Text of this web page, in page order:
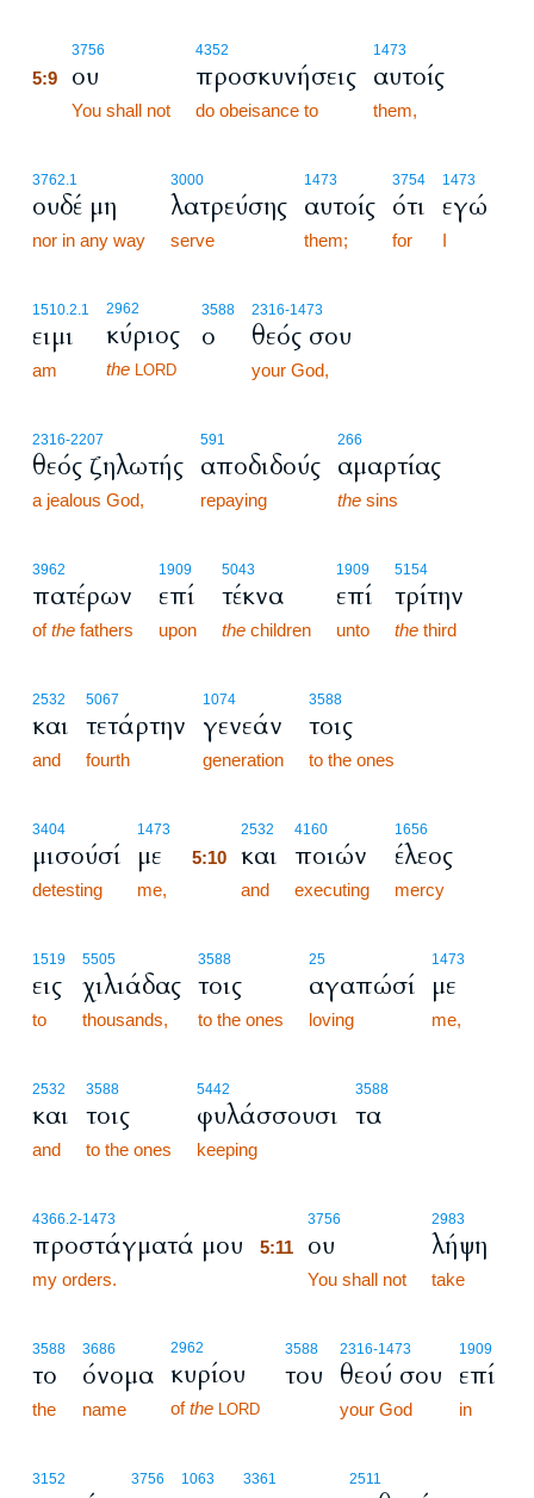
3756
5:9 ου
You shall not
4352
προσκυνήσεις
do obeisance to
1473
αυτοίς
them,
3762.1
ουδέ μη
nor in any way
3000
λατρεύσης
serve
1473
αυτοίς
them;
3754
ότι
for
1473
εγώ
I
1510.2.1
ειμι
am
2962
κύριος
the LORD
3588
ο
2316-1473
θεός σου
your God,
2316-2207
θεός ζηλωτής
a jealous God,
591
αποδιδούς
repaying
266
αμαρτίας
the sins
3962
πατέρων
ofthe fathers
1909
επί
upon
5043
τέκνα
the children
1909
επί
unto
5154
τρίτην
the third
2532
και
and
5067
τετάρτην
fourth
1074
γενεάν
generation
3588
τοις
to the ones
3404
μισούσί
detesting
1473
με
me,
2532
5:10 και
and
4160
ποιών
executing
1656
έλεος
mercy
1519
εις
to
5505
χιλιάδας
thousands,
3588
τοις
to the ones
25
αγαπώσί
loving
1473
με
me,
2532
και
and
3588
τοις
to the ones
5442
φυλάσσουσι
keeping
3588
τα
4366.2-1473
προστάγματά μου
my orders.
3756
5:11 ου
You shall not
2983
λήψη
take
3588
το
the
3686
όνομα
name
2962
κυρίου
ofthe LORD
3588
του
2316-1473
θεού σου
your God
1909
επί
in
3152 3756 1063 3361 2511